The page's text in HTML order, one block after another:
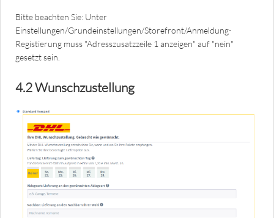
Bitte beachten Sie: Unter
Einstellungen/Grundeinstellungen/Storefront/Anmeldung-
Registierung muss "Adresszusatzzeile 1 anzeigen" auf "nein"
gesetzt sein.
4.2 Wunschzustellung